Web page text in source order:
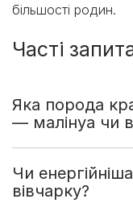
більшості родин.
Часті
Яка порода
— малінуа чи
Чи
вівчарку?